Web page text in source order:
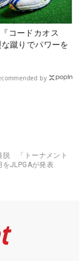
コードカオス
蹴りでパワーを
by
脱 「トーナメント
JLPGAが発表